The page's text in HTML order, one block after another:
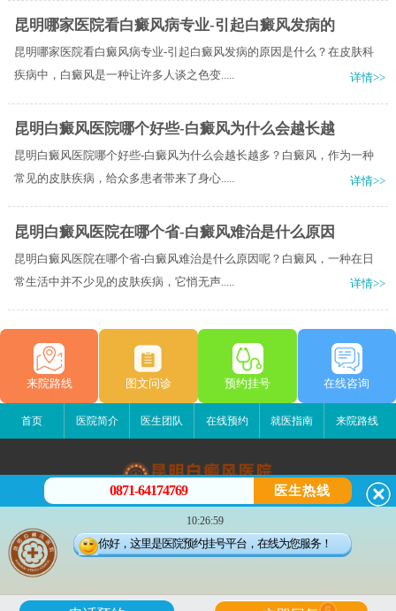
昆明哪家医院看白癜风病专业-引起白癜风发病的
昆明哪家医院看白癜风病专业-引起白癜风发病的原因是什么？在皮肤科
疾病中，白癜风是一种让许多人谈之色变.....
详情>>
昆明白癜风医院哪个好些-白癜风为什么会越长越
昆明白癜风医院哪个好些-白癜风为什么会越长越多？白癜风，作为一种
常见的皮肤疾病，给众多患者带来了身心.....
详情>>
昆明白癜风医院在哪个省-白癜风难治是什么原因
昆明白癜风医院在哪个省-白癜风难治是什么原因呢？白癜风，一种在日
常生活中并不少见的皮肤疾病，它悄无声.....
详情>>
来院路线 图文问诊 预约挂号 在线咨询
首页 医院简介 医生团队 在线预约 就医指南 来院路线
昆明白癜风医院
昆明市五华区护国路2号
版权所有：昆明白癜风医院
滇公安备 53010202000563号
0871-64174769 医生热线
10:26:59
你好，这里是医院预约挂号平台，在线为您服务！